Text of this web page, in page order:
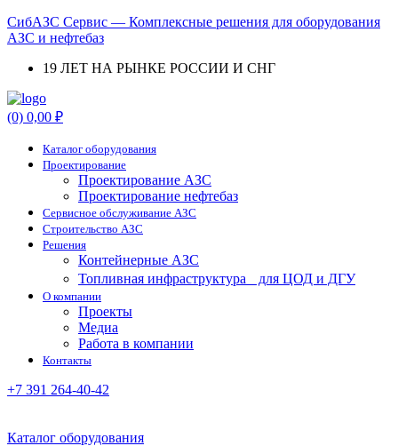
СибАЗС Сервис — Комплексные решения для оборудования
АЗС и нефтебаз
19 ЛЕТ НА РЫНКЕ РОССИИ И СНГ
Menu
(0) 0,00 ₽
Каталог оборудования
Проектирование
Проектирование АЗС
Проектирование нефтебаз
Cервисное обслуживание АЗС
Строительство АЗС
Решения
Контейнерные АЗС
Топливная инфраструктура для ЦОД и ДГУ
О компании
Проекты
Медиа
Работа в компании
Контакты
+7 391 264-40-42
Каталог оборудования